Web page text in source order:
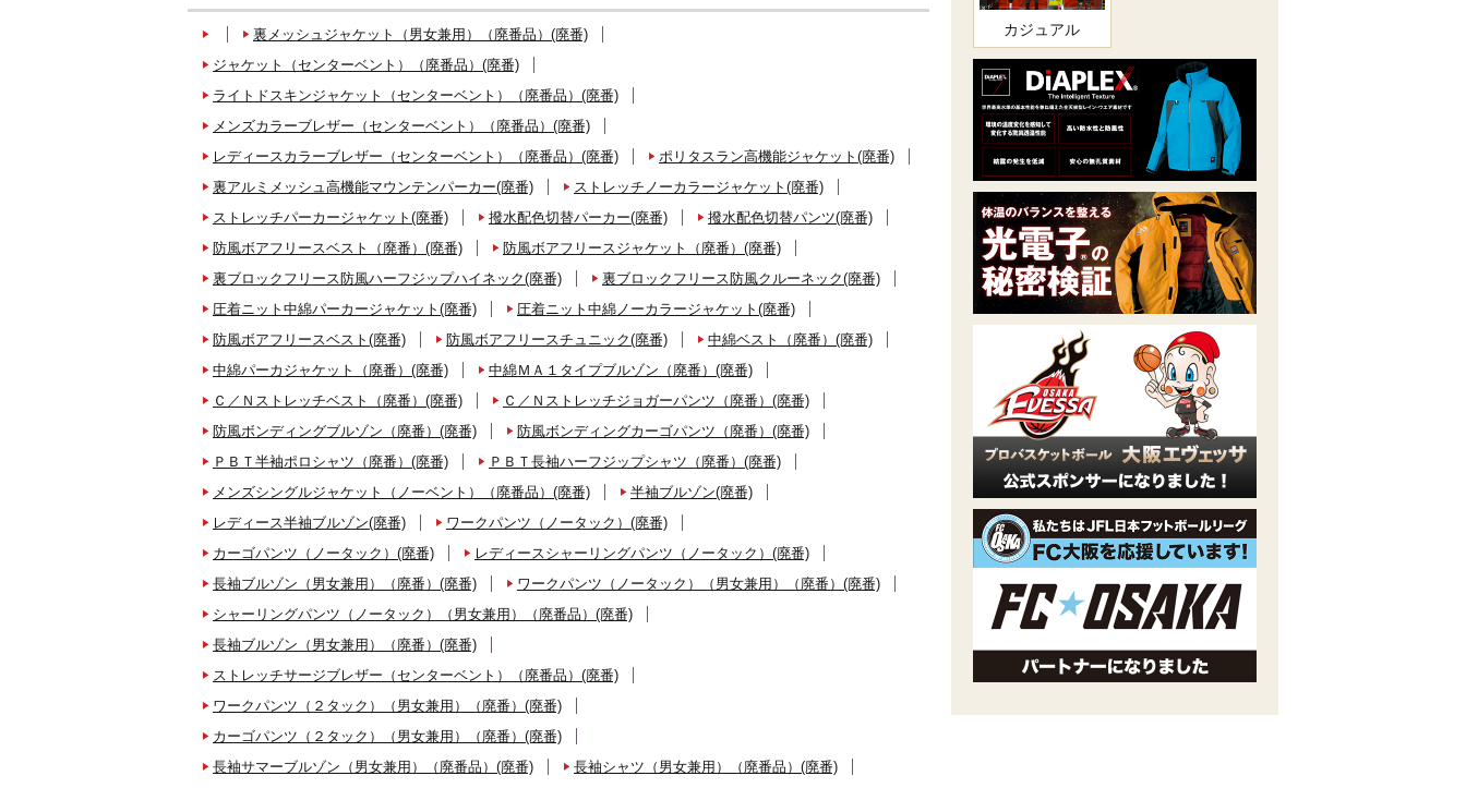
裏メッシュジャケット（男女兼用）（廃番品）(廃番)
ジャケット（センターベント）（廃番品）(廃番)
ライトドスキンジャケット（センターベント）（廃番品）(廃番)
メンズカラーブレザー（センターベント）（廃番品）(廃番)
レディースカラーブレザー（センターベント）（廃番品）(廃番)
ポリタスラン高機能ジャケット(廃番)
裏アルミメッシュ高機能マウンテンパーカー(廃番)
ストレッチノーカラージャケット(廃番)
ストレッチパーカージャケット(廃番)
撥水配色切替パーカー(廃番)
撥水配色切替パンツ(廃番)
防風ボアフリースベスト（廃番）(廃番)
防風ボアフリースジャケット（廃番）(廃番)
裏ブロックフリース防風ハーフジップハイネック(廃番)
裏ブロックフリース防風クルーネック(廃番)
圧着ニット中綿パーカージャケット(廃番)
圧着ニット中綿ノーカラージャケット(廃番)
防風ボアフリースベスト(廃番)
防風ボアフリースチュニック(廃番)
中綿ベスト（廃番）(廃番)
中綿パーカジャケット（廃番）(廃番)
中綿ＭＡ１タイプブルゾン（廃番）(廃番)
Ｃ／Ｎストレッチベスト（廃番）(廃番)
Ｃ／Ｎストレッチジョガーパンツ（廃番）(廃番)
防風ボンディングブルゾン（廃番）(廃番)
防風ボンディングカーゴパンツ（廃番）(廃番)
ＰＢＴ半袖ポロシャツ（廃番）(廃番)
ＰＢＴ長袖ハーフジップシャツ（廃番）(廃番)
メンズシングルジャケット（ノーベント）（廃番品）(廃番)
半袖ブルゾン(廃番)
レディース半袖ブルゾン(廃番)
ワークパンツ（ノータック）(廃番)
カーゴパンツ（ノータック）(廃番)
レディースシャーリングパンツ（ノータック）(廃番)
長袖ブルゾン（男女兼用）（廃番）(廃番)
ワークパンツ（ノータック）（男女兼用）（廃番）(廃番)
シャーリングパンツ（ノータック）（男女兼用）（廃番品）(廃番)
長袖ブルゾン（男女兼用）（廃番）(廃番)
ストレッチサージブレザー（センターベント）（廃番品）(廃番)
ワークパンツ（２タック）（男女兼用）（廃番）(廃番)
カーゴパンツ（２タック）（男女兼用）（廃番）(廃番)
長袖サマーブルゾン（男女兼用）（廃番品）(廃番)
長袖シャツ（男女兼用）（廃番品）(廃番)
カジュアル